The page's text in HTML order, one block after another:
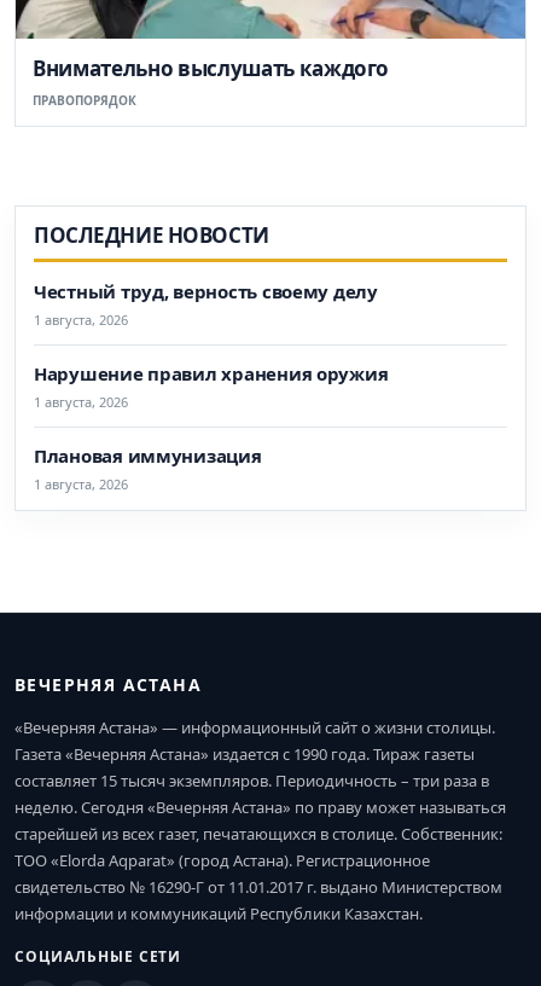
Внимательно выслушать каждого
ПРАВОПОРЯДОК
ПОСЛЕДНИЕ НОВОСТИ
Честный труд, верность своему делу
1 августа, 2026
Нарушение правил хранения оружия
1 августа, 2026
Плановая иммунизация
1 августа, 2026
ВЕЧЕРНЯЯ АСТАНА
«Вечерняя Астана» — информационный сайт о жизни столицы.
Газета «Вечерняя Астана» издается с 1990 года. Тираж газеты
составляет 15 тысяч экземпляров. Периодичность – три раза в
неделю. Сегодня «Вечерняя Астана» по праву может называться
старейшей из всех газет, печатающихся в столице. Собственник:
ТОО «Elorda Aqparat» (город Астана). Регистрационное
свидетельство № 16290-Г от 11.01.2017 г. выдано Министерством
информации и коммуникаций Республики Казахстан.
СОЦИАЛЬНЫЕ СЕТИ